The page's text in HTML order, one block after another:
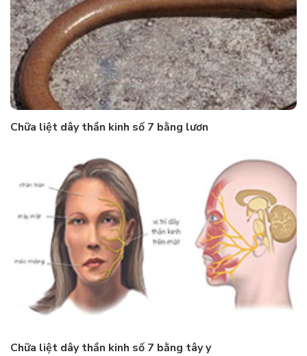
Chữa liệt dây thần kinh số 7 bằng lươn
Chữa liệt dây thần kinh số 7 bằng tây y